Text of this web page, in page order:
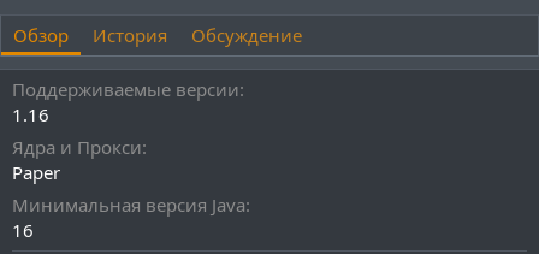
т
о
р
т
а
с
о
а
и
г
и
Обзор История Обсуждение
Поддерживаемые версии
1.16
Ядра и Прокси
Paper
Минимальная версия Java
16